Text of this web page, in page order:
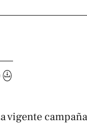
vigente